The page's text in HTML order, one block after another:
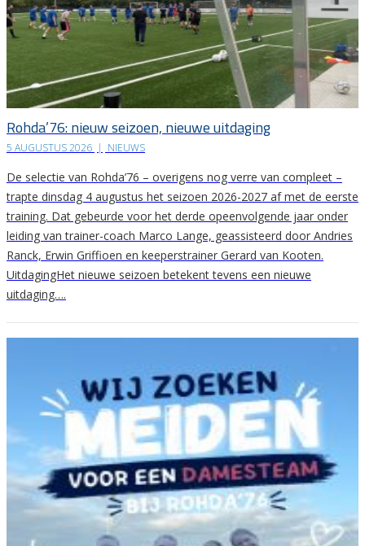
Rohda’76: nieuw seizoen, nieuwe uitdaging
5 AUGUSTUS 2026 | NIEUWS
De selectie van Rohda’76 – overigens nog verre van compleet –
trapte dinsdag 4 augustus het seizoen 2026-2027 af met de eerste
training. Dat gebeurde voor het derde opeenvolgende jaar onder
leiding van trainer-coach Marco Lange, geassisteerd door Andries
Ranck, Erwin Griffioen en keeperstrainer Gerard van Kooten.
UitdagingHet nieuwe seizoen betekent tevens een nieuwe
uitdaging….